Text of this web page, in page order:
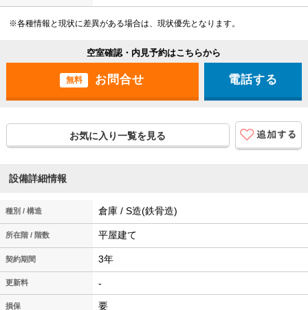
※各種情報と現状に差異がある場合は、現状優先となります。
空室確認・内見予約はこちらから
無料 電話する
お気に入り一覧を見る
設備詳細情報
種別 / 構造 倉庫 / S造(鉄骨造)
所在階 / 階数 平屋建て
契約期間 3年
更新料 -
損保 要